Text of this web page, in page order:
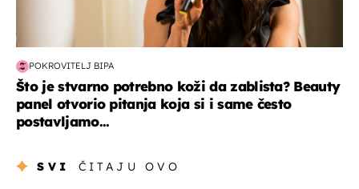
POKROVITELJ BIPA
Što je stvarno potrebno koži da zablista? Beauty
panel otvorio pitanja koja si i same često
postavljamo...
SVI ČITAJU OVO